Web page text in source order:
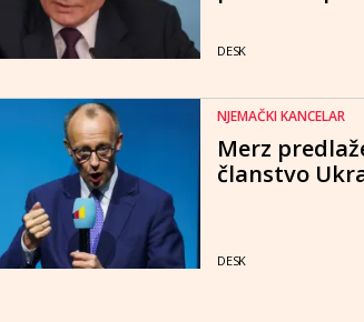
DESK
NJEMAČKI KANCELAR
Merz
članstvo
DESK